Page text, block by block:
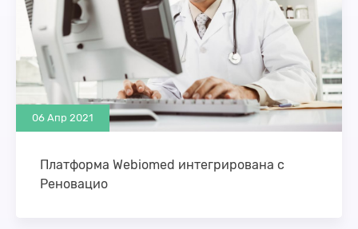
06 Апр 2021
Платформа Webiomed интегрирована с
Реновацио